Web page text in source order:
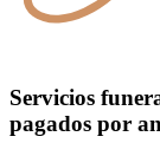
Servicios
pagados por